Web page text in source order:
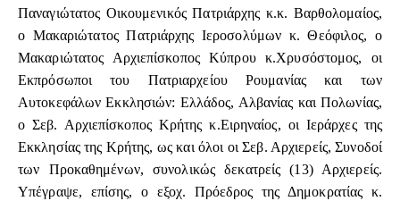
Παναγιώτατος Οικουμενικός Πατριάρχης κ.κ. Βαρθολομαίος,
ο Μακαριώτατος Πατριάρχης Ιεροσολύμων κ. Θεόφιλος, ο
Μακαριώτατος Αρχιεπίσκοπος Κύπρου κ.Χρυσόστομος, οι
Εκπρόσωποι του Πατριαρχείου Ρουμανίας και των
Αυτοκεφάλων Εκκλησιών: Ελλάδος, Αλβανίας και Πολωνίας,
ο Σεβ. Αρχιεπίσκοπος Κρήτης κ.Ειρηναίος, οι Ιεράρχες της
Εκκλησίας της Κρήτης, ως και όλοι οι Σεβ. Αρχιερείς, Συνοδοί
των Προκαθημένων, συνολικώς δεκατρείς (13) Αρχιερείς.
Υπέγραψε, επίσης, ο εξοχ. Πρόεδρος της Δημοκρατίας κ.